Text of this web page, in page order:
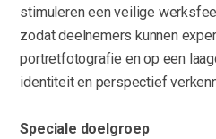
stimuleren een veilige
zodat deelnemers kunnen
portretfotografie en op een
identiteit en perspectief
Speciale doelgroep